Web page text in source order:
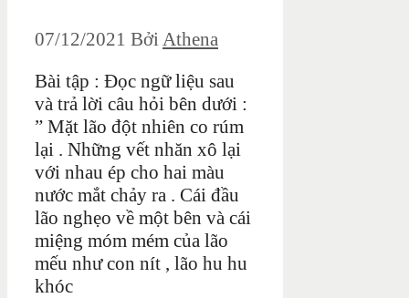
07/12/2021 BởiAthena
Bài tập : Đọc ngữ liệu sau
và trả lời câu hỏi bên dưới :
” Mặt lão đột nhiên co rúm
lại . Những vết nhăn xô lại
với nhau ép cho hai màu
nước mắt chảy ra . Cái đầu
lão nghẹo về một bên và cái
miệng móm mém của lão
mếu như con nít , lão hu hu
khóc